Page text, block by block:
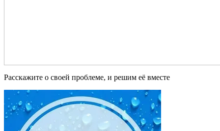
Расскажите о своей проблеме, и решим её вместе